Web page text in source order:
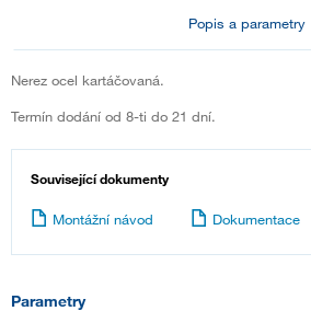
Popis a parametry
Nerez ocel kartáčovaná.
Termín dodání od 8-ti do 21 dní.
Související dokumenty
Montážní návod Dokumentace
Parametry